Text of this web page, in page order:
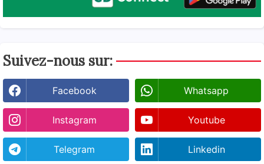
Suivez-nous sur:
Facebook Whatsapp
Instagram Youtube
Telegram Linkedin